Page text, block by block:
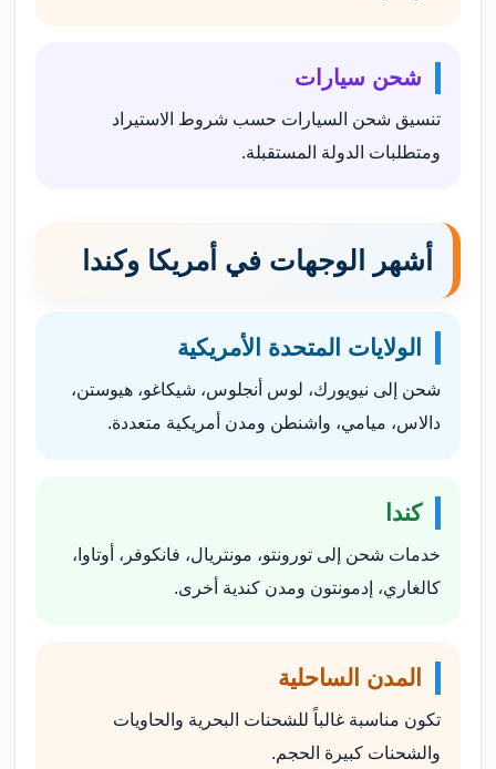
شحن سيارات
تنسيق شحن السيارات حسب شروط الاستيراد
ومتطلبات الدولة المستقبلة.
أشهر الوجهات في أمريكا وكندا
الولايات المتحدة الأمريكية
شحن إلى نيويورك، لوس أنجلوس، شيكاغو، هيوستن،
دالاس، ميامي، واشنطن ومدن أمريكية متعددة.
كندا
خدمات شحن إلى تورونتو، مونتريال، فانكوفر، أوتاوا،
كالغاري، إدمونتون ومدن كندية أخرى.
المدن الساحلية
تكون مناسبة غالباً للشحنات البحرية والحاويات
والشحنات كبيرة الحجم.